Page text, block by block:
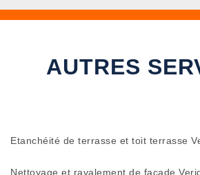
AUTRES
Etanchéité de terrasse et toit terrasse
Nettoyage et ravalement de façade